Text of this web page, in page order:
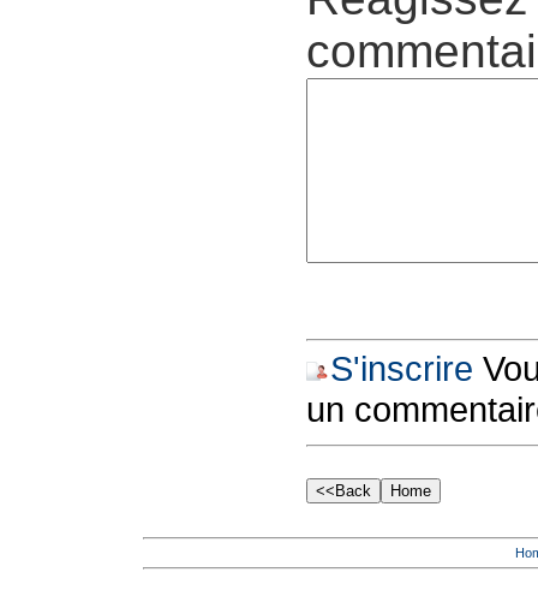
S'inscrire
un